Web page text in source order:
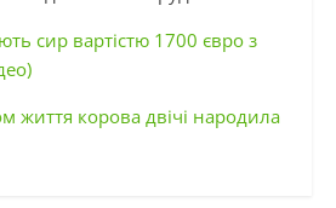
сир вартістю 1700 євро з
життя корова двічі народила